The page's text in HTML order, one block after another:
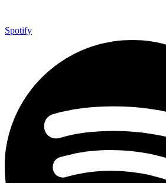
Spotify